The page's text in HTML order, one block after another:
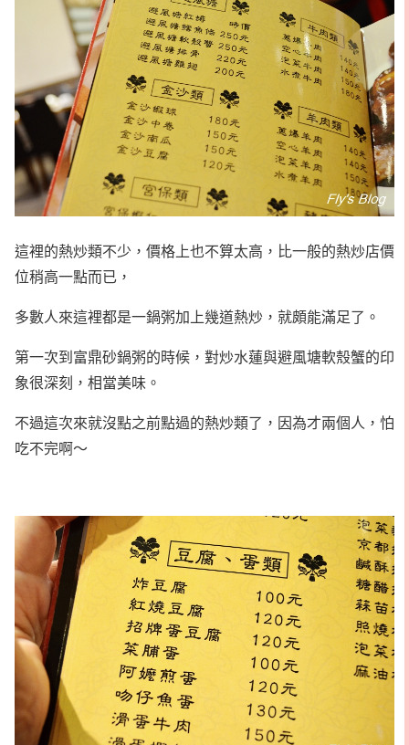
這裡的熱炒類不少，價格上也不算太高，比一般的熱炒店價
位稍高一點而已，
多數人來這裡都是一鍋粥加上幾道熱炒，就頗能滿足了。
第一次到富鼎砂鍋粥的時候，對炒水蓮與避風塘軟殼蟹的印
象很深刻，相當美味。
不過這次來就沒點之前點過的熱炒類了，因為才兩個人，怕
吃不完啊～